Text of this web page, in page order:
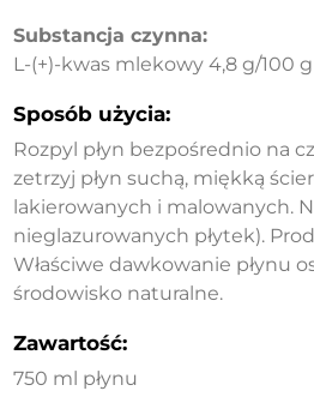
Substancja czynna:
L-(+)-kwas mlekowy 4,8 g/100 g
Sposób użycia:
Rozpyl płyn bezpośrednio na
zetrzyj płyn suchą, miękką
lakierowanych i malowanych.
nieglazurowanych płytek).
Właściwe dawkowanie płynu
środowisko naturalne.
Zawartość:
750 ml płynu